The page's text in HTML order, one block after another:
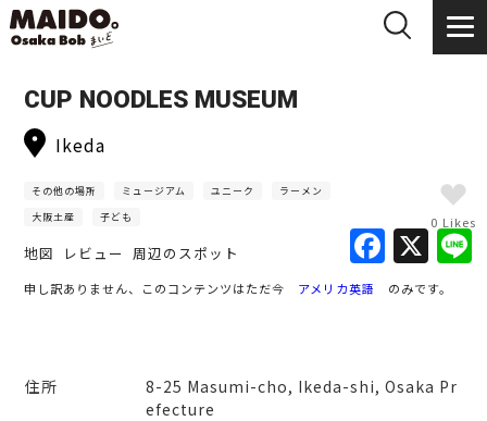
CUP NOODLES MUSEUM
Ikeda
0 Likes
F
a
b
X
その他の場所 ミュージアム ユニーク
ラーメン
大阪土産
子ども
地図 レビュー 周辺のスポット
申し訳ありません、このコンテンツはただ今 アメリカ英語 のみです。
住所
8-25 Masumi-cho, Ikeda-shi, Osaka Pr
efecture
Leaflet|© MapTiler